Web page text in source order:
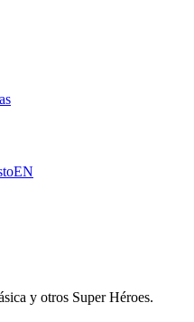
EN
y otros Super Héroes.